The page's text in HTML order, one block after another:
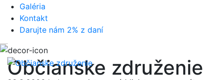
Galéria
Kontakt
Darujte nám 2% z daní
Občianske združenie